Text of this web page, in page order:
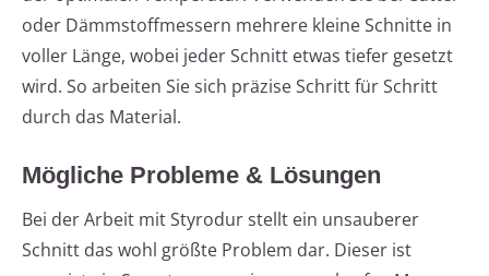
oder Dämmstoffmessern mehrere kleine Schnitte in
voller Länge, wobei jeder Schnitt etwas tiefer gesetzt
wird. So arbeiten Sie sich präzise Schritt für Schritt
durch das Material.
Mögliche Probleme & Lösungen
Bei der Arbeit mit Styrodur stellt ein unsauberer
Schnitt das wohl größte Problem dar. Dieser ist